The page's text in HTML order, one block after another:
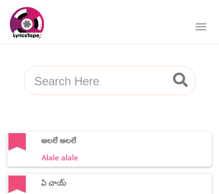
అలలే అలలే
Alale alale
ఏ చాయ్